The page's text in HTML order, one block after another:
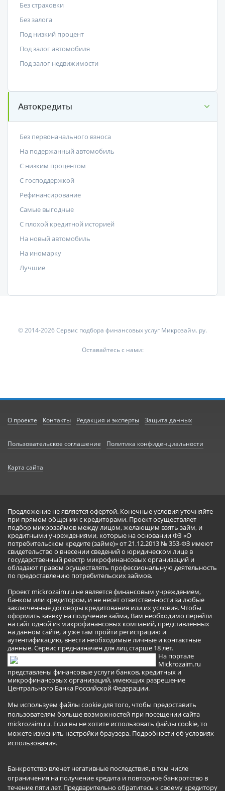
Без страховки
Без залога
Под низкий процент
Под залог автомобиля
Под залог недвижимости
Автокредиты
Без первоначального взноса
На подержанный автомобиль
С низким процентом
C господдержкой
Рефинансирование
Самые выгодные
С плохой кредитной историей
На новый автомобиль
На иномарку
Лучшие
© 2014-2026 Сервис подбора финансовых услуг Микрозайм. ру.
Оставайтесь с нами:
О проекте Контакты Редакция и эксперты Защита данных
Пользовательское соглашение Политика конфиденциальности
Карта сайта
Предложение не является офертой. Конечные условия уточняйте
при прямом общении с кредиторами. Проект осуществляет
подбор микрозаймов между лицом, желающим взять займ, и
кредитными учреждениями, которые на основании ФЗ «О
потребительском кредите (займе)» от 21.12.2013 № 353-ФЗ имеют
свидетельство о внесении сведений о юридическом лице в
государственный реестр микрофинансовых организаций и
обладают правом осуществлять профессиональную деятельность
по предоставлению потребительских займов.
Проект mickrozaim.ru не является финансовым учреждением,
банком или кредитором, и не несёт ответственности за любые
заключенные договоры кредитования или их условия. Чтобы
оформить заявку на получение займа, Вам необходимо перейти
на сайт одной из микрофинансовых компаний, представленных
на данном сайте, и уже там пройти регистрацию и
аутентификацию, внести необходимые личные и контактные
данные. Сервис предназначен для лиц старше 18 лет.
На портале
Mickrozaim.ru
представлены финансовые услуги банков, кредитных и
микрофинансовых организаций, имеющих разрешение
Центрального Банка Российской Федерации.
Мы используем файлы cookie для того, чтобы предоставить
пользователям больше возможностей при посещении сайта
mickrozaim.ru. Если вы не хотите использовать файлы cookie, то
можете изменить настройки браузера. Подробности об условиях
использования.
Банкротство влечет негативные последствия, в том числе
ограничения на получение кредита и повторное банкротство в
течение пяти лет. Предварительно обратитесь к своему кредитору